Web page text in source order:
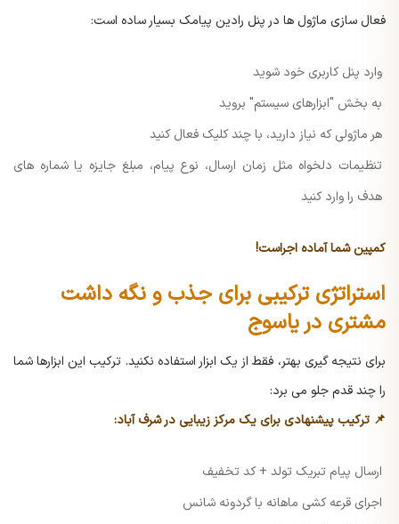
فعال سازی ماژول ها در پنل رادین پیامک بسیار ساده است:
وارد پنل کاربری خود شوید
به بخش "ابزارهای سیستم" بروید
هر ماژولی که نیاز دارید، با چند کلیک فعال کنید
تنظیمات دلخواه مثل زمان ارسال، نوع پیام، مبلغ جایزه یا شماره های
هدف را وارد کنید
کمپین شما آماده اجراست!
استراتژی ترکیبی برای جذب و نگه داشت
مشتری در یاسوج
برای نتیجه گیری بهتر، فقط از یک ابزار استفاده نکنید. ترکیب این ابزارها شما
را چند قدم جلو می برد:
📌 ترکیب پیشنهادی برای یک مرکز زیبایی در شرف آباد:
ارسال پیام تبریک تولد + کد تخفیف
اجرای قرعه کشی ماهانه با گردونه شانس